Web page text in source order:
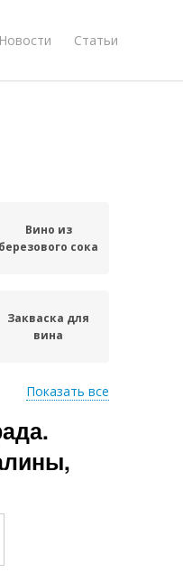
Новости Статьи
Вино из
березового сока
Закваска для
вина
изюме
Показать все